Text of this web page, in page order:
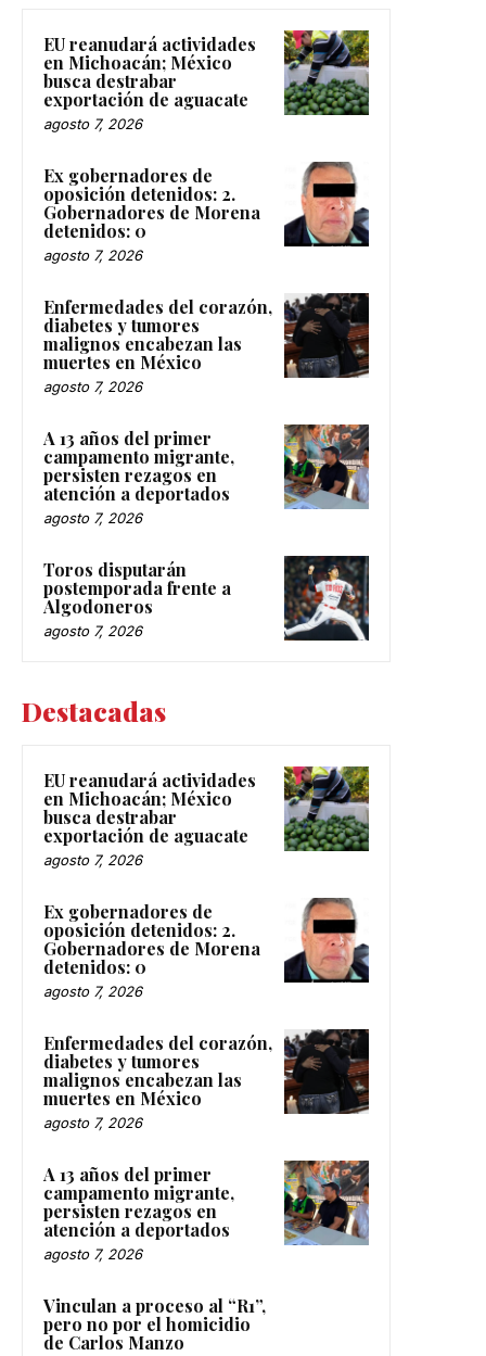
EU reanudará actividades
en Michoacán; México
busca destrabar
exportación de aguacate
agosto 7, 2026
Ex gobernadores de
oposición detenidos: 2.
Gobernadores de Morena
detenidos: 0
agosto 7, 2026
Enfermedades del corazón,
diabetes y tumores
malignos encabezan las
muertes en México
agosto 7, 2026
A 13 años del primer
campamento migrante,
persisten rezagos en
atención a deportados
agosto 7, 2026
Toros disputarán
postemporada frente a
Algodoneros
agosto 7, 2026
Destacadas
EU reanudará actividades
en Michoacán; México
busca destrabar
exportación de aguacate
agosto 7, 2026
Ex gobernadores de
oposición detenidos: 2.
Gobernadores de Morena
detenidos: 0
agosto 7, 2026
Enfermedades del corazón,
diabetes y tumores
malignos encabezan las
muertes en México
agosto 7, 2026
A 13 años del primer
campamento migrante,
persisten rezagos en
atención a deportados
agosto 7, 2026
Vinculan a proceso al “R1”,
pero no por el homicidio
de Carlos Manzo